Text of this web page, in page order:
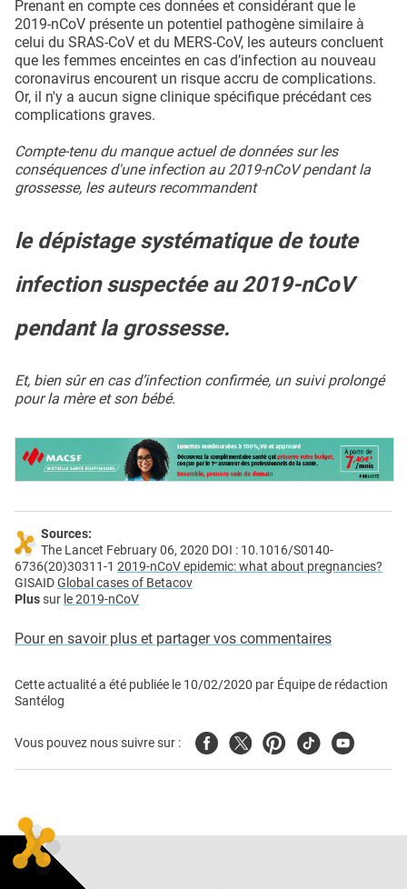
Prenant en compte ces données et considérant que le
2019-nCoV présente un potentiel pathogène similaire à
celui du SRAS-CoV et du MERS-CoV, les auteurs concluent
que les femmes enceintes en cas d’infection au nouveau
coronavirus encourent un risque accru de complications.
Or, il n'y a aucun signe clinique spécifique précédant ces
complications graves.
Compte-tenu du manque actuel de données sur les
conséquences d'une infection au 2019-nCoV pendant la
grossesse, les auteurs recommandent
le dépistage systématique de toute
infection suspectée au 2019-nCoV
pendant la grossesse.
Et, bien sûr en cas d’infection confirmée, un suivi prolongé
pour la mère et son bébé.
Sources:
The Lancet February 06, 2020 DOI : 10.1016/S0140-
6736(20)30311-1 2019-nCoV epidemic: what about pregnancies?
GISAIDGlobal cases of Betacov
Plussur le 2019-nCoV
Pour en savoir plus et partager vos commentaires
Cette actualité a été publiée le 10/02/2020 par Équipe de rédaction
Santélog
Vous pouvez nous suivre sur : FacebookTwitterPinterest
TiktokYoutube